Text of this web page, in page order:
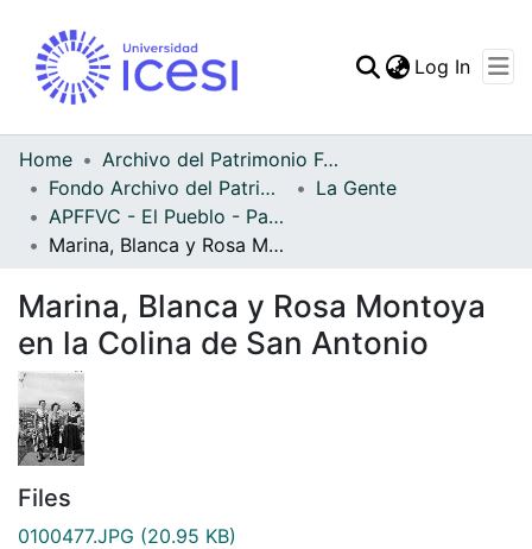
Statistics
Log In
Home
Archivo del Patrimonio Fotográfico y Fílmico del Valle del Cauca
Fondo Archivo del Patrimonio Fotográfico y Fílmico del Valle del Cauca
La Gente
APFFVC - El Pueblo - Patrimonial
Marina, Blanca y Rosa Montoya en la Colina de San Antonio
Marina, Blanca y Rosa Montoya
en la Colina de San Antonio
Files
0100477.JPG (20.95 KB)